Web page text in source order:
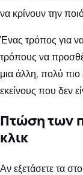
να κρίνουν την
Ένας τρόπος για
τρόπους να
μια άλλη, πολύ πιο
εκείνους που δεν
Πτώση των
κλικ
Αν εξετάσετε τα